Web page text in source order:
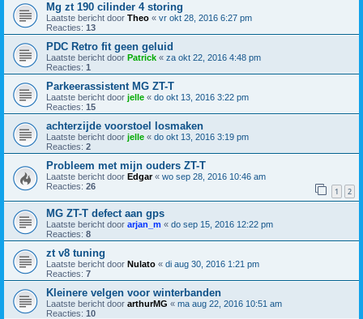
Mg zt 190 cilinder 4 storing
Laatste bericht door Theo « vr okt 28, 2016 6:27 pm
Reacties: 13
PDC Retro fit geen geluid
Laatste bericht door Patrick « za okt 22, 2016 4:48 pm
Reacties: 1
Parkeerassistent MG ZT-T
Laatste bericht door jelle « do okt 13, 2016 3:22 pm
Reacties: 15
achterzijde voorstoel losmaken
Laatste bericht door jelle « do okt 13, 2016 3:19 pm
Reacties: 2
Probleem met mijn ouders ZT-T
Laatste bericht door Edgar« wo sep 28, 2016 10:46 am
Reacties: 26 1 2
MG ZT-T defect aan gps
Laatste bericht door arjan_m « do sep 15, 2016 12:22 pm
Reacties: 8
zt v8 tuning
Laatste bericht door Nulato « di aug 30, 2016 1:21 pm
Reacties: 7
Kleinere velgen voor winterbanden
Laatste bericht door arthurMG « ma aug 22, 2016 10:51 am
Reacties: 10